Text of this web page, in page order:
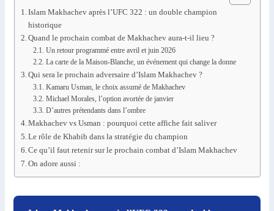
Islam Makhachev après l’UFC 322 : un double champion
historique
Quand le prochain combat de Makhachev aura-t-il lieu ?
Un retour programmé entre avril et juin 2026
La carte de la Maison-Blanche, un événement qui change la donne
Qui sera le prochain adversaire d’Islam Makhachev ?
Kamaru Usman, le choix assumé de Makhachev
Michael Morales, l’option avortée de janvier
D’autres prétendants dans l’ombre
Makhachev vs Usman : pourquoi cette affiche fait saliver
Le rôle de Khabib dans la stratégie du champion
Ce qu’il faut retenir sur le prochain combat d’Islam Makhachev
On adore aussi :